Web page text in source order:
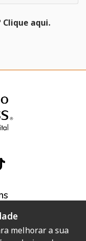
Clique aqui.
melhorar a sua